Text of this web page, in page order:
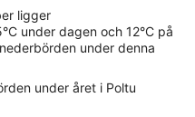
ligger
under dagen och 12°C på
under denna
under året i Poltu